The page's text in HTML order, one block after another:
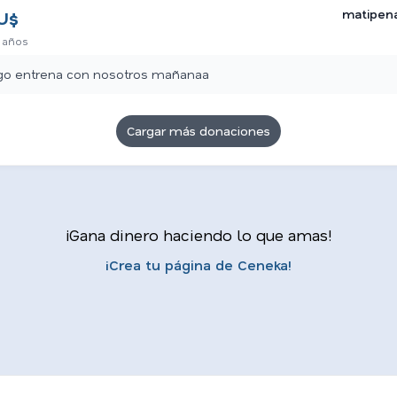
entrena con nosotros mañanaa
Cargar más donaciones
¡Gana dinero haciendo lo que amas!
¡Crea tu página de Ceneka!